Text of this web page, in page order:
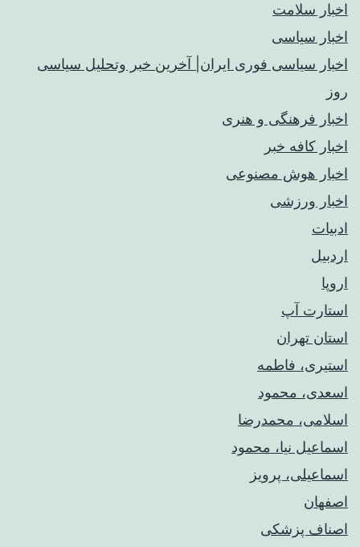
اخبار سلامت
اخبار سیاسی
اخبار سیاسی فوری ایران| آخرین خبر وتحلیل سیاسی
روز
اخبار فرهنگی و هنری
اخبار کافه خبر
اخبار هوش مصنوعی
اخبار ورزشی
ادبیات
اردبیل
اروپا
استارت آپ
استان تهران
استیری، فاطمه
اسعدی، محمود
اسلامی، محمدرضا
اسماعیل نیا، محمود
اسماعیلی، پرویز
اصفهان
اصناف پزشکی